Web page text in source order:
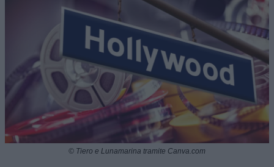
© Tiero e Lunamarina tramite Canva.com